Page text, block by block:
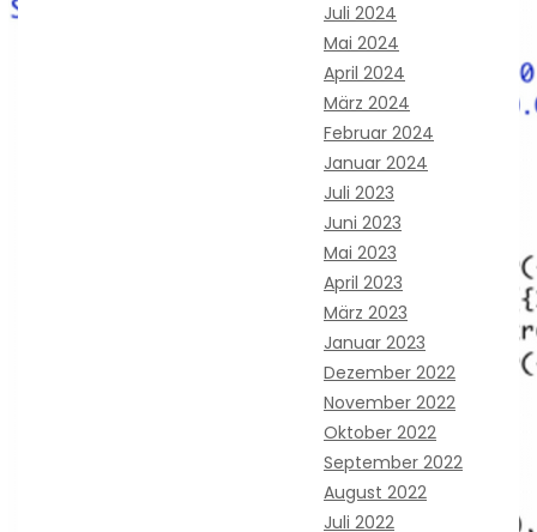
Juli 2024
Mai 2024
April 2024
März 2024
Februar 2024
Januar 2024
Juli 2023
Juni 2023
Mai 2023
April 2023
März 2023
Januar 2023
Dezember 2022
November 2022
Oktober 2022
September 2022
August 2022
Juli 2022